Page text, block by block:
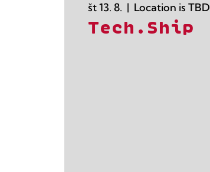
št 13. 8.
  |
Location is TBD
Tech.Ship